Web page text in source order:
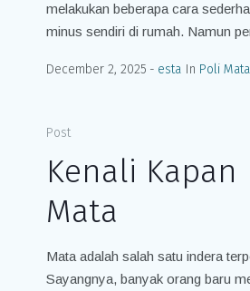
melakukan beberapa cara
minus sendiri di rumah. Namun
December 2, 2025 esta In Poli Mata
Post
Kenali
Mata
Mata adalah salah satu indera
Sayangnya, banyak orang baru